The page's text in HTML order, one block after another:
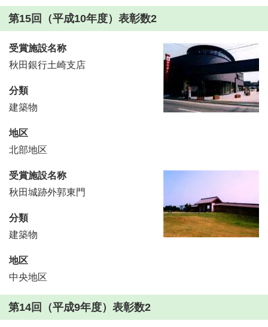
第15回（平成10年度）表彰数2
受賞施設名称
秋田銀行土崎支店
分類
建築物
地区
北部地区
受賞施設名称
秋田城跡外郭東門
分類
建築物
地区
中央地区
第14回（平成9年度）表彰数2